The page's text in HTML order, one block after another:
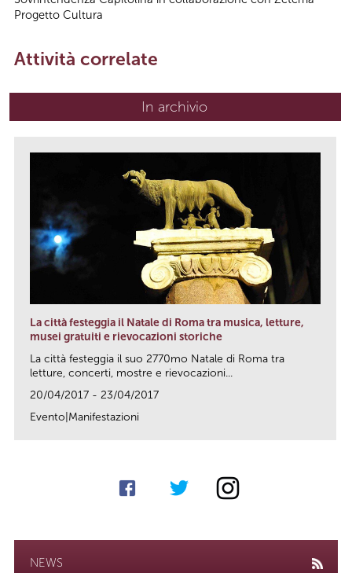
Progetto Cultura
Attività correlate
In archivio
La città festeggia il Natale di Roma tra musica, letture,
musei gratuiti e rievocazioni storiche
La città festeggia il suo 2770mo Natale di Roma tra
letture, concerti, mostre e rievocazioni...
20/04/2017 - 23/04/2017
Evento|Manifestazioni
NEWS